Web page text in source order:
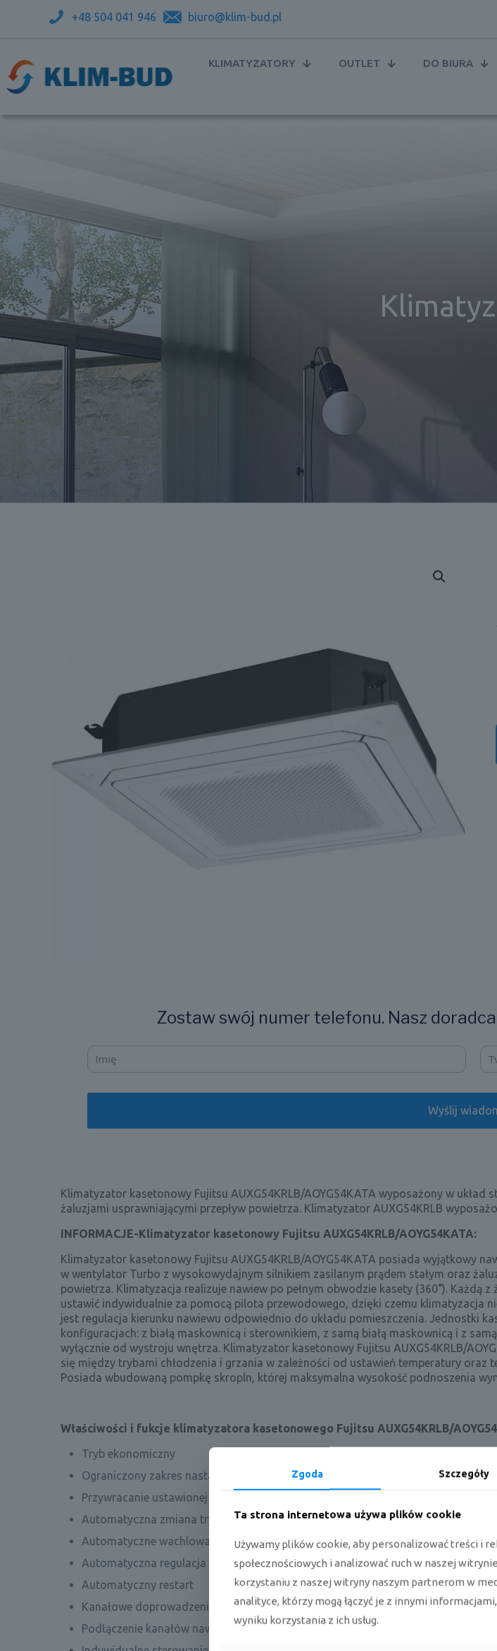
+48 504 041 946 biuro@klim-bud.pl
KLIMATYZATORY OUTLET DO BIURA
Zostaw swój numer telefonu. Nasz
Klimatyzator kasetonowy Fujitsu AUXG54KRLB/AOYG54KATA wyposażony w układ
żaluzjami usprawniającymi przepływ powietrza. Klimatyzator AUXG54KRLB
INFORMACJE-Klimatyzator kasetonowy Fujitsu AUXG54KRLB/AOYG54KATA:
Klimatyzator kasetonowy Fujitsu AUXG54KRLB/AOYG54KATA posiada wyjątkowy
w wentylator Turbo z wysokowydajnym silnikiem zasilanym prądem stałym oraz
powietrza. Klimatyzacja realizuje nawiew po pełnym obwodzie kasety (360°). Każdą
ustawić indywidualnie za pomocą pilota przewodowego, dzięki czemu klimatyzacja
jest regulacja kierunku nawiewu odpowiednio do układu pomieszczenia. Jednostki
konfiguracjach: z białą maskownicą i sterownikiem, z samą białą maskownicą i z
wyłącznie od wystroju wnętrza. Klimatyzator kasetonowy Fujitsu AUXG54KRLB/
się między trybami chłodzenia i grzania w zależności od ustawień temperatury oraz
Posiada wbudowaną pompkę skropln, której maksymalna wysokość podnoszenia
Właściwości i fukcje klimatyzatora kasetonowego Fujitsu AUXG54KRLB/
Tryb ekonomiczny
Ograniczony zakres nastawy temperatury
Przywracanie ustawionej temperatury
Automatyczna zmiana trybu pracy
Automatyczne wachlowanie góra/dół
Automatyczna regulacja siły nawiewu
Automatyczny restart
Kanałowe doprowadzenie świeżego powietrza
Podłączenie kanałów nawiewnych
Zgoda Szczegóły
Ta strona internetowa używa plików cookie
Używamy plików cookie, aby personalizować treści i
społecznościowych i analizować ruch w naszej
korzystaniu z naszej witryny naszym partnerom w
analityce, którzy mogą łączyć je z innymi
wyniku korzystania z ich usług.